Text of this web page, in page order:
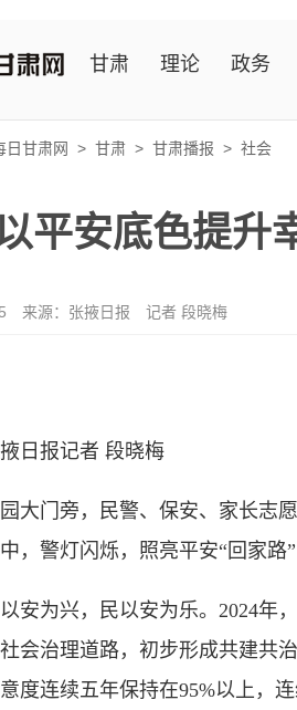
甘肃 理论 政务
日甘肃网 > 甘肃 > 甘肃播报 > 社会
平安底色提升
来源：张掖日报 记者 段晓梅
报记者 段晓梅
门旁，民警、保安、家长志愿
，警灯闪烁，照亮平安“回家
为兴，民以安为乐。2024年，
会治理道路，初步形成共建共
度连续五年保持在95%以上，